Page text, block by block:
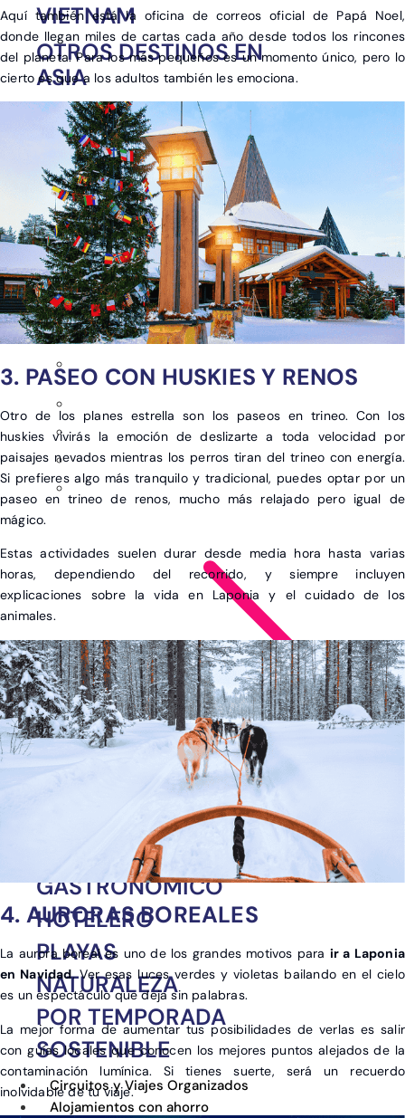
VIETNAM
OTROS DESTINOS EN
ASIA
India
Ver post de Asia
CINEMATOGRÁFICO
FAMILIAR
GASTRONÓMICO
HOTELERO
PLAYAS
NATURALEZA
POR TEMPORADA
SOSTENIBLE
Circuitos y Viajes Organizados
Alojamientos con ahorro
Aquí también está la oficina de correos oficial de Papá Noel,
donde llegan miles de cartas cada año desde todos los rincones
del planeta. Para los más pequeños es un momento único, pero lo
cierto es que a los adultos también les emociona.
3. PASEO CON HUSKIES Y RENOS
Otro de los planes estrella son los paseos en trineo. Con los
huskies vivirás la emoción de deslizarte a toda velocidad por
paisajes nevados mientras los perros tiran del trineo con energía.
Si prefieres algo más tranquilo y tradicional, puedes optar por un
paseo en trineo de renos, mucho más relajado pero igual de
mágico.
Estas actividades suelen durar desde media hora hasta varias
horas, dependiendo del recorrido, y siempre incluyen
explicaciones sobre la vida en Laponia y el cuidado de los
animales.
4. AURORAS BOREALES
La aurora boreal es uno de los grandes motivos para ir a Laponia
en Navidad. Ver esas luces verdes y violetas bailando en el cielo
es un espectáculo que deja sin palabras.
La mejor forma de aumentar tus posibilidades de verlas es salir
con guías locales que conocen los mejores puntos alejados de la
contaminación lumínica. Si tienes suerte, será un recuerdo
inolvidable de tu viaje.